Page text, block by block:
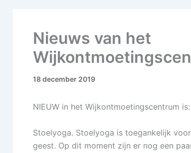
Nieuws van het
18 december 2019
NIEUW in het Wijkontmoetingscentrum is:
Stoelyoga. Stoelyoga is toegankelijk
geest. Op dit moment zijn er nog een